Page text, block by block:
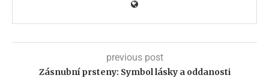
previous post
Zásnubní prsteny: Symbol lásky a oddanosti